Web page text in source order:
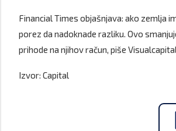
Financial Times objašnjava: ako zemlja
porez da nadoknade razliku. Ovo
prihode na njihov račun, piše
Izvor: Capital